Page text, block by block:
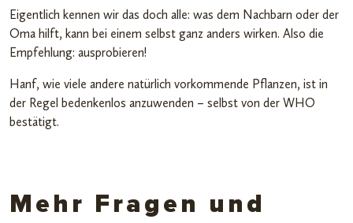
Eigentlich kennen wir das doch alle: was dem Nachbarn oder der
Oma hilft, kann bei einem selbst ganz anders wirken. Also die
Empfehlung: ausprobieren!
Hanf, wie viele andere natürlich vorkommende Pflanzen, ist in
der Regel bedenkenlos anzuwenden – selbst von der WHO
bestätigt.
Mehr Fragen und